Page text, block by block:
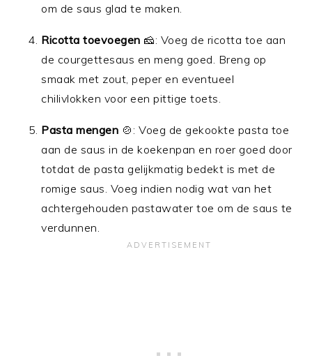
om de saus glad te maken.
Ricotta toevoegen 🧀: Voeg de ricotta toe aan
de courgettesaus en meng goed. Breng op
smaak met zout, peper en eventueel
chilivlokken voor een pittige toets.
Pasta mengen 🍲: Voeg de gekookte pasta toe
aan de saus in de koekenpan en roer goed door
totdat de pasta gelijkmatig bedekt is met de
romige saus. Voeg indien nodig wat van het
achtergehouden pastawater toe om de saus te
verdunnen.